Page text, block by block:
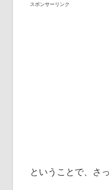
スポンサーリンク
ということで、さ